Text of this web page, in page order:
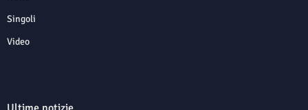
Singoli
Video